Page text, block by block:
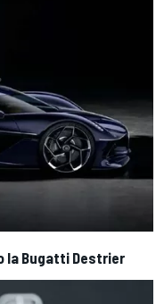
la Bugatti Destrier